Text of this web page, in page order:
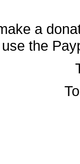
a
use the